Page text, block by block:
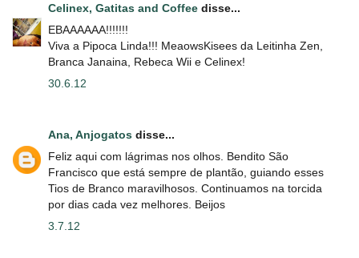
Celinex, Gatitas and Coffee disse...
EBAAAAAA!!!!!!!
Viva a Pipoca Linda!!! MeaowsKisees da Leitinha Zen,
Branca Janaina, Rebeca Wii e Celinex!
30.6.12
Ana, Anjogatos disse...
Feliz aqui com lágrimas nos olhos. Bendito São
Francisco que está sempre de plantão, guiando esses
Tios de Branco maravilhosos. Continuamos na torcida
por dias cada vez melhores. Beijos
3.7.12